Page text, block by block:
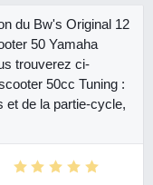
du Bw's Original 12
50 Yamaha
trouverez ci-
50cc Tuning :
et de la partie-cycle,